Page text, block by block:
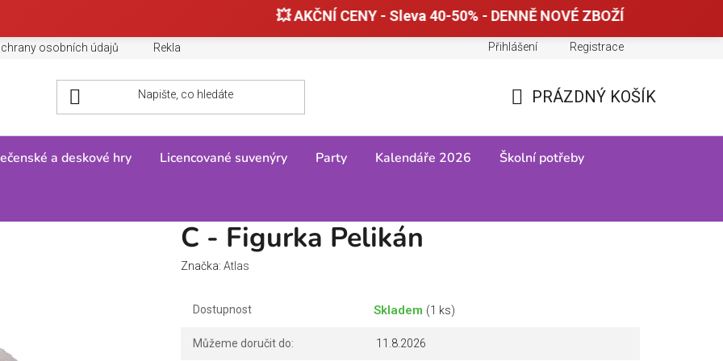
💥 AKČNÍ CENY - Sleva 40-50% - DENNĚ NOVÉ ZBOŽÍ
osobních údajů Reklamace, výměny a vrácení zboží Tabulky velikostí
Přihlášení Registrace
KOŠÍK
PRÁZDNÝ KOŠÍK
a deskové hry Licencované suvenýry Party Kalendáře 2026 Školní potřeby
C - Figurka Pelikán
Značka: Atlas
Dostupnost Skladem (1 ks)
Můžeme doručit do: 11.8.2026